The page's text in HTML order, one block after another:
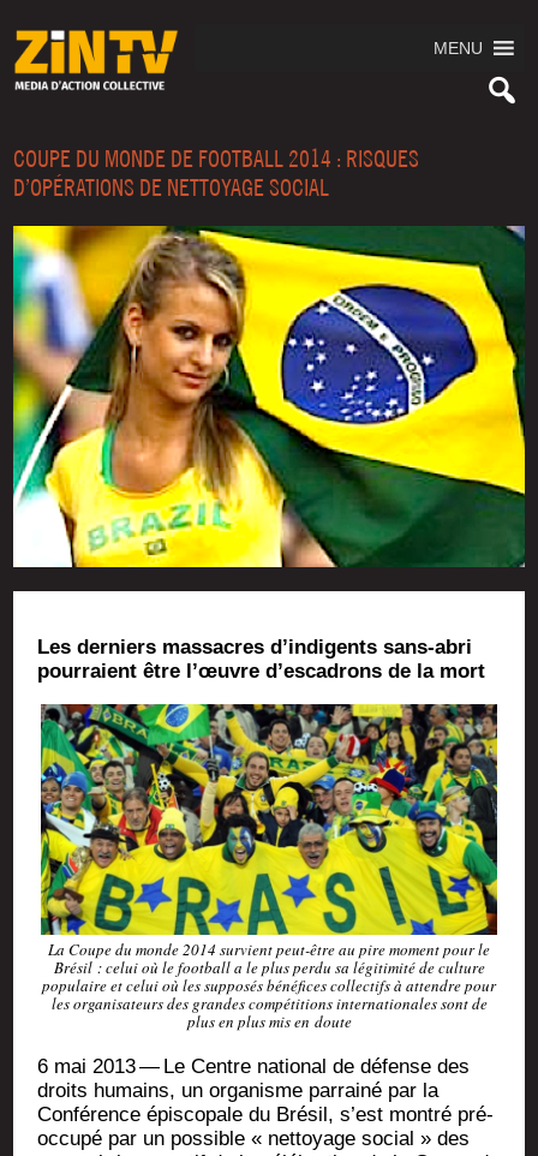
MENU
COUPE DU MONDE DE FOOTBALL 2014 : RISQUES
D’OPÉRATIONS DE NETTOYAGE SOCIAL
Les der­niers mas­sacres d’indigents sans-abri
pour­raient être l’œuvre d’escadrons de la mort
La Coupe du monde 2014 sur­vient peut-être au pire moment pour le
Bré­sil : celui où le foot­ball a le plus per­du sa légi­ti­mi­té de culture
popu­laire et celui où les sup­po­sés béné­fices col­lec­tifs à attendre pour
les orga­ni­sa­teurs des grandes com­pé­ti­tions inter­na­tio­nales sont de
plus en plus mis en doute
6 mai 2013 — Le Centre natio­nal de défense des
droits humains, un orga­nisme par­rai­né par la
Confé­rence épis­co­pale du Bré­sil, s’est mon­tré pré­
oc­cu­pé par un pos­sible « net­toyage social » des